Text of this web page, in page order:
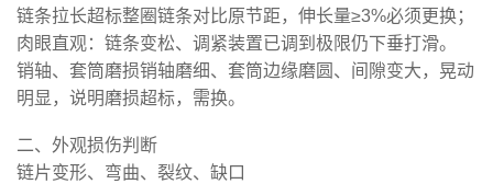
链条拉长超标整圈链条对比原节距，伸长量≥3%必须更换；
肉眼直观：链条变松、调紧装置已调到极限仍下垂打滑。
销轴、套筒磨损销轴磨细、套筒边缘磨圆、间隙变大，晃动
明显，说明磨损超标，需换。
二、外观损伤判断
链片变形、弯曲、裂纹、缺口